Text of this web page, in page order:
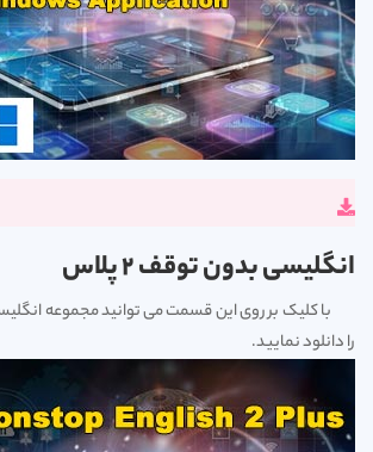
انگلیسی بدون توقف 2 پلاس
را دانلود نمایید.